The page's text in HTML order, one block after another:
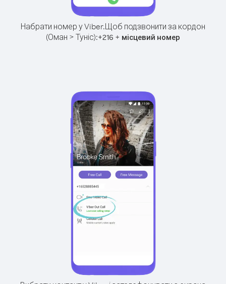
Набрати номер у Viber.Щоб подзвонити за кордон
(Оман > Туніс):+216 + місцевий номер